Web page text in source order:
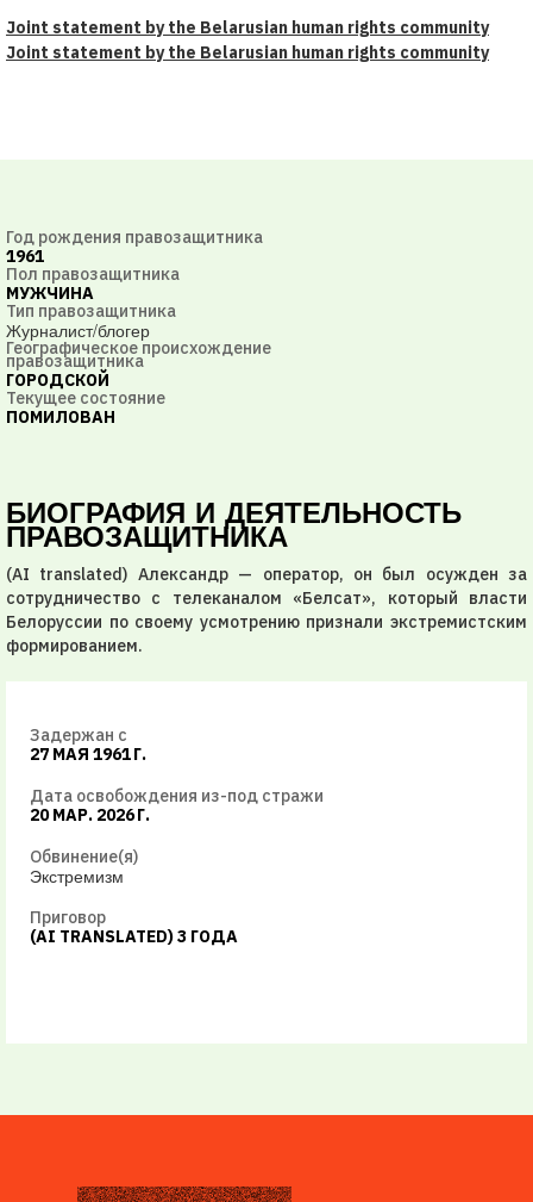
Joint statement by the Belarusian human rights community
Joint statement by the Belarusian human rights community
Год рождения правозащитника
1961
Пол правозащитника
МУЖЧИНА
Тип правозащитника
Журналист/блогер
Географическое происхождение
правозащитника
ГОРОДСКОЙ
Текущее состояние
ПОМИЛОВАН
БИОГРАФИЯ И ДЕЯТЕЛЬНОСТЬ
ПРАВОЗАЩИТНИКА
(AI translated) Александр — оператор, он был осужден за
сотрудничество с телеканалом «Белсат», который власти
Белоруссии по своему усмотрению признали экстремистским
формированием.
Задержан с
27 МАЯ 1961 Г.
Дата освобождения из-под стражи
20 МАР. 2026 Г.
Обвинение(я)
Экстремизм
Приговор
(AI TRANSLATED) 3 ГОДА